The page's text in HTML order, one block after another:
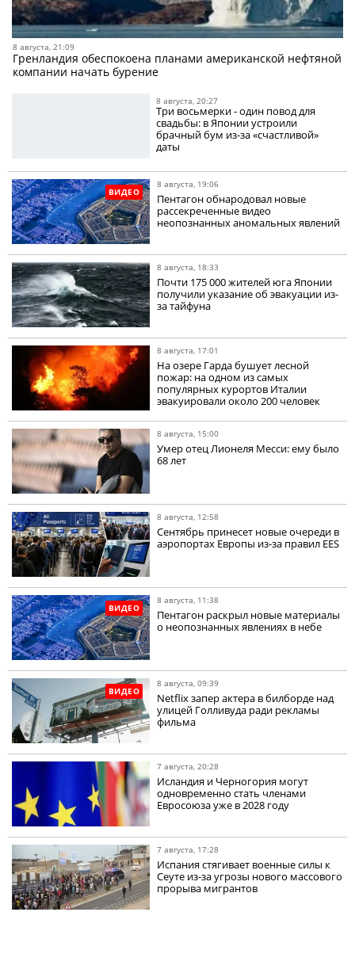
8 августа, 21:09
Гренландия обеспокоена планами американской нефтяной
компании начать бурение
8 августа, 20:27
Три восьмерки - один повод для
свадьбы: в Японии устроили
брачный бум из-за «счастливой»
даты
ВИДЕО
8 августа, 19:06
Пентагон обнародовал новые
рассекреченные видео
неопознанных аномальных явлений
8 августа, 18:33
Почти 175 000 жителей юга Японии
получили указание об эвакуации из-
за тайфуна
8 августа, 17:01
На озере Гарда бушует лесной
пожар: на одном из самых
популярных курортов Италии
эвакуировали около 200 человек
8 августа, 15:00
Умер отец Лионеля Месси: ему было
68 лет
8 августа, 12:58
Сентябрь принесет новые очереди в
аэропортах Европы из-за правил EES
ВИДЕО
8 августа, 11:38
Пентагон раскрыл новые материалы
о неопознанных явлениях в небе
ВИДЕО
8 августа, 09:39
Netflix запер актера в билборде над
улицей Голливуда ради рекламы
фильма
7 августа, 20:28
Исландия и Черногория могут
одновременно стать членами
Евросоюза уже в 2028 году
7 августа, 17:28
Испания стягивает военные силы к
Сеуте из-за угрозы нового массового
прорыва мигрантов